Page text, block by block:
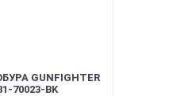
GUNFIGHTER
70023-BK